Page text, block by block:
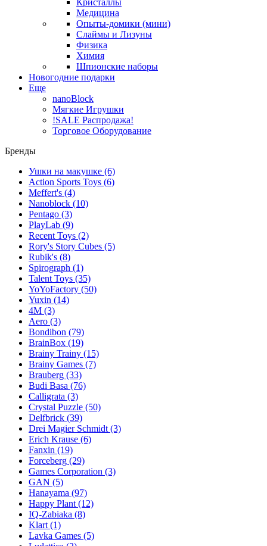
Кристаллы
Медицина
Опыты-домики (мини)
Слаймы и Лизуны
Физика
Химия
Шпионские наборы
Новогодние подарки
Еще
nanoBlock
Мягкие Игрушки
!SALE Распродажа!
Торговое Оборудование
Бренды
Ушки на макушке (6)
Action Sports Toys (6)
Meffert's (4)
Nanoblock (10)
Pentago (3)
PlayLab (9)
Recent Toys (2)
Rory's Story Cubes (5)
Rubik's (8)
Spirograph (1)
Talent Toys (35)
YoYoFactory (50)
Yuxin (14)
4M (3)
Aero (3)
Bondibon (79)
BrainBox (19)
Brainy Trainy (15)
Brainy Games (7)
Brauberg (33)
Budi Basa (76)
Calligrata (3)
Crystal Puzzle (50)
Delfbrick (39)
Drei Magier Schmidt (3)
Erich Krause (6)
Fanxin (19)
Forceberg (29)
Games Corporation (3)
GAN (5)
Hanayama (97)
Happy Plant (12)
IQ-Zabiaka (8)
Klart (1)
Lavka Games (5)